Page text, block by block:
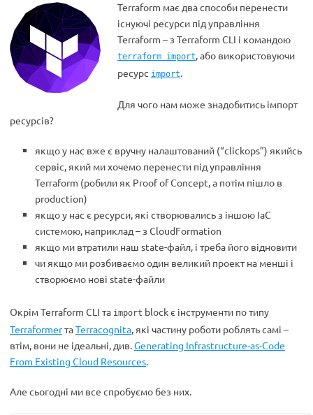
Terraform має два способи перенести
існуючі ресурси під управління
Terraform – з Terraform CLI і командою
terraform import, або використовуючи
ресурс import.
Для чого нам може знадобитись імпорт
ресурсів?
якщо у нас вже є вручну налаштований (“clickops”) якийсь
сервіс, який ми хочемо перенести під управління
Terraform (робили як Proof of Concept, а потім пішло в
production)
якщо у нас є ресурси, які створювались з іншою IaC
системою, наприклад – з CloudFormation
якщо ми втратили наш state-файл, і треба його відновити
чи якщо ми розбиваємо один великий проект на менші і
створюємо нові state-файли
Окрім Terraform CLI та import block є інструменти по типу
TerraformerтаTerracognita, які частину роботи роблять самі –
втім, вони не ідеальні, див.Generating Infrastructure-as-Code
From Existing Cloud Resources.
Але сьогодні ми все спробуємо без них.